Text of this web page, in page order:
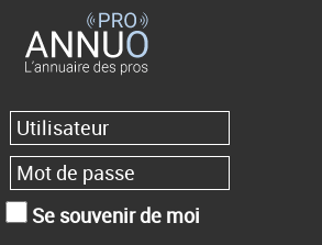
Se souvenir de moi